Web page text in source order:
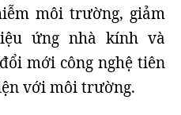
môi trường, giảm
ứng nhà kính và
mới công nghệ tiên
với môi trường.